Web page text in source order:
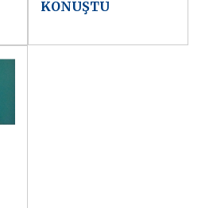
KONUŞTU